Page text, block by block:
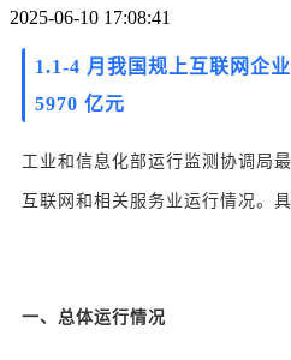
2025-06-10 17:08:41
1.1-4 月我国规上互联网企
5970 亿元
工业和信息化部运行监测协调局
互联网和相关服务业运行情况。具
一、总体运行情况